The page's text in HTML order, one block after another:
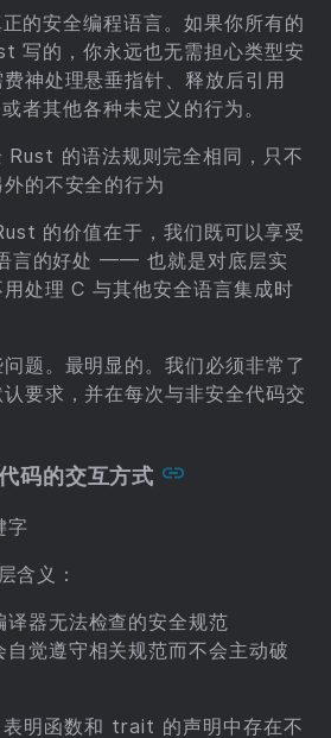
的安全编程语言。如果你所有的
写的，你永远也无需担心类型安
神处理悬垂指针、释放后引用
其他各种未定义的行为。
的语法规则完全相同，只不
的不安全的行为
的价值在于，我们既可以享受
言的好处 —— 也就是对底层实
处理 C 与其他安全语言集成时
题。最明显的。我们必须非常了
要求，并在每次与非安全代码交
码的交互方式
字
含义：
译器无法检查的安全规范
自觉遵守相关规范而不会主动破
明函数和 trait 的声明中存在不